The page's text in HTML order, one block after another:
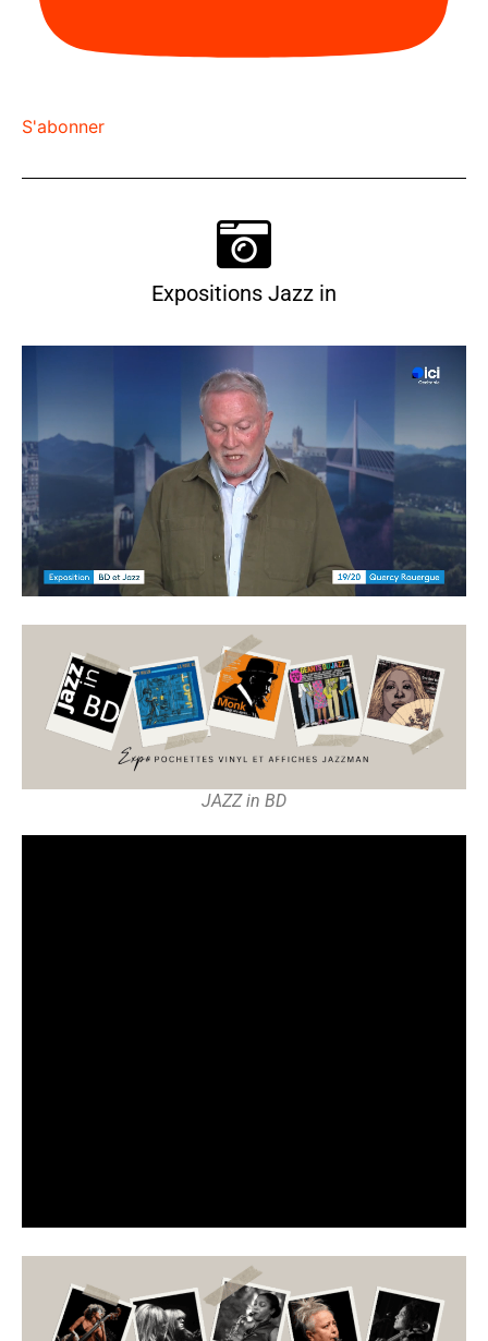
S'abonner
Expositions Jazz in
JAZZ in BD